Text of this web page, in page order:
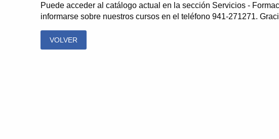
Puede acceder al catálogo actual en la sección Servicios -
informarse sobre nuestros cursos en el teléfono 941-271271.
VOLVER